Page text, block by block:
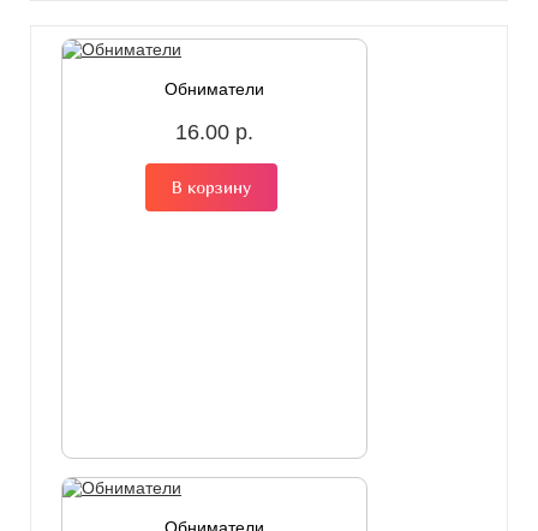
Обниматели
16.00 р.
В корзину
Обниматели